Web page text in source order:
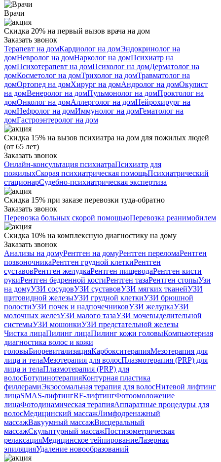
Врачи
Скидка 20% на первый вызов врача на дом
Заказать звонок
Терапевт на домКардиолог на домЭндокринолог на
домНевролог на домНарколог на домПсихиатр на
домПсихотерапевт на домПсихолог на домДерматолог на
домКосметолог на домТрихолог на домТравматолог на
домОртопед на домХирург на домАндролог на домОкулист
на домВенеролог на домПульмонолог на домПроктолог на
домОнколог на домАллерголог на домНейрохирург на
домНефролог на домИммунолог на домГематолог на
домГастроэнтеролог на дом
Скидка 15% на вызов психиатра на дом для пожилых людей
(от 65 лет)
Заказать звонок
Онлайн-консультация психиатраПсихиатр для
пожилыхСкорая психиатрическая помощьПсихиатрический
стационарСудебно-психиатрическая экспертиза
Скидка 15% при заказе перевозки туда-обратно
Заказать звонок
Перевозка больных скорой помощьюПеревозка реанимобилем
Скидка 10% на комплексную диагностику на дому
Заказать звонок
Анализы на домуРентген на домуРентген переломаРентген
позвоночникаРентген грудной клеткиРентген
суставовРентген желудкаРентген пищеводаРентген кисти
рукиРентген бедренной костиРентген тазаРентген стопыУзи
на домуУЗИ сосудовУЗИ суставовУЗИ мягких тканейУЗИ
щитовидной железыУЗИ грудной клеткиУЗИ брюшной
полостиУЗИ почек и надпочечниковУЗИ желудкаУЗИ
молочных железУЗИ малого тазаУЗИ мочевыделительной
системыУЗИ мошонкиУЗИ предстательной железы
Чистка лицаПилинг лицаПилинг кожи головыКомпьютерная
диагностика волос и кожи
головыБиоревитализацияКарбокситерапияМезотерапия для
лица и телаМезотерапия для волосПлазмотерапия (PRP) для
лица и телаПлазмотерапия (PRP) для
волосБотулинотерапияКонтурная пластика
филлерамиЭкзосомальная терапия для волосНитевой лифтинг
лицаSMAS-лифтингRF-лифтингФотоомоложение
лицаФотодинамическая терапияАппаратные процедуры для
волосМедицинский массажЛимфодренажный
массажВакуумный массажВисцеральный
массажСкульптурный массажПостизометрическая
релаксацияМедицинское тейпированиеЛазерная
эпиляцияУдаление новообразований